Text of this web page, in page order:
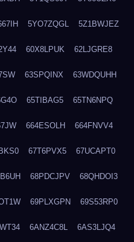
5YO7ZQGL 5Z1BWJEZ
60X8LPUK 62LJGRE8
63SPQINX 63WDQUHH
65TIBAG5 65TN6NPQ
664ESOLH 664FNVV4
67T6PVX5 67UCAPT0
68PDCJPV 68QHDOI3
69PLXGPN 69S53RP0
6ANZ4C8L 6AS3LJQ4